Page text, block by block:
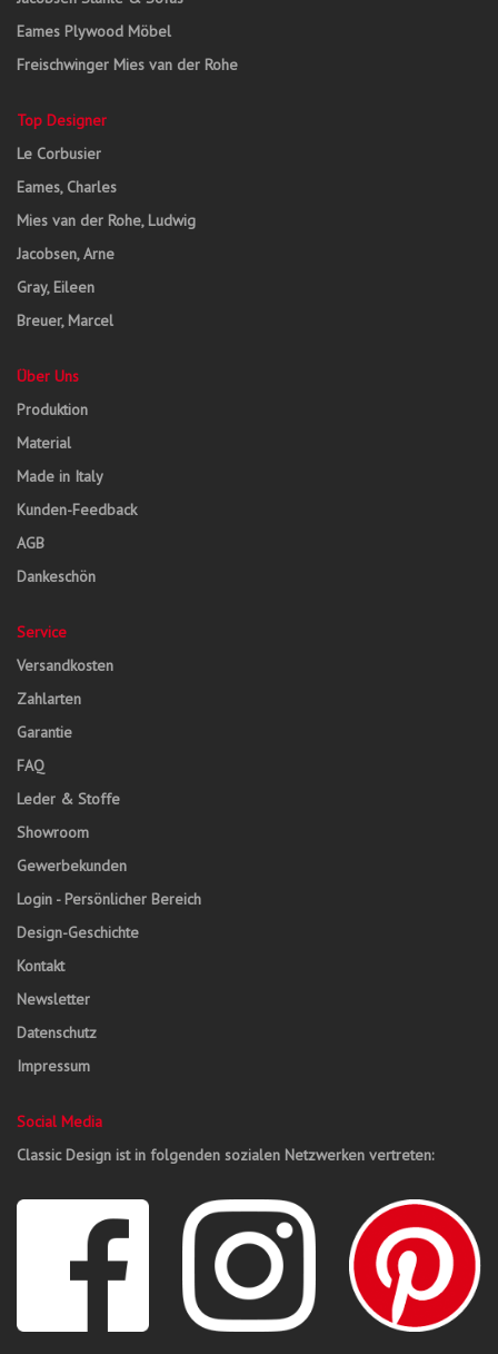
Eames Plywood Möbel
Freischwinger Mies van der Rohe
Top Designer
Le Corbusier
Eames, Charles
Mies van der Rohe, Ludwig
Jacobsen, Arne
Gray, Eileen
Breuer, Marcel
Über Uns
Produktion
Material
Made in Italy
Kunden-Feedback
AGB
Dankeschön
Service
Versandkosten
Zahlarten
Garantie
FAQ
Leder & Stoffe
Showroom
Gewerbekunden
Login - Persönlicher Bereich
Design-Geschichte
Kontakt
Newsletter
Datenschutz
Impressum
Social Media
Classic Design ist in folgenden sozialen Netzwerken vertreten: